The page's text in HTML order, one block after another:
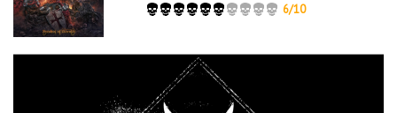
6/10